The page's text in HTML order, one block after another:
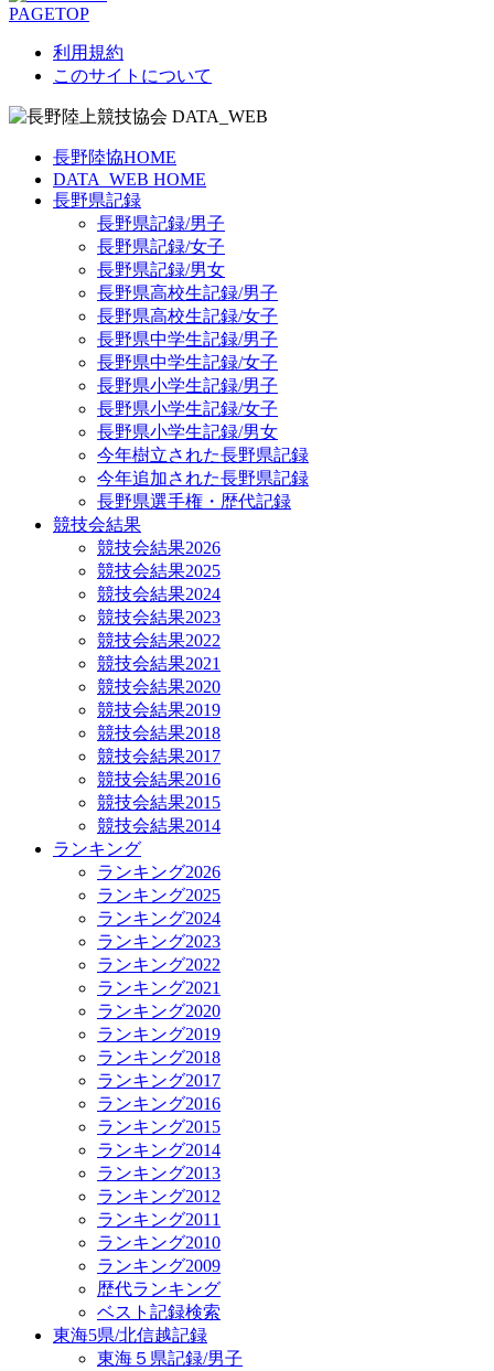
PAGETOP
利用規約
このサイトについて
長野陸協HOME
DATA_WEB HOME
長野県記録
長野県記録/男子
長野県記録/女子
長野県記録/男女
長野県高校生記録/男子
長野県高校生記録/女子
長野県中学生記録/男子
長野県中学生記録/女子
長野県小学生記録/男子
長野県小学生記録/女子
長野県小学生記録/男女
今年樹立された長野県記録
今年追加された長野県記録
長野県選手権・歴代記録
競技会結果
競技会結果2026
競技会結果2025
競技会結果2024
競技会結果2023
競技会結果2022
競技会結果2021
競技会結果2020
競技会結果2019
競技会結果2018
競技会結果2017
競技会結果2016
競技会結果2015
競技会結果2014
ランキング
ランキング2026
ランキング2025
ランキング2024
ランキング2023
ランキング2022
ランキング2021
ランキング2020
ランキング2019
ランキング2018
ランキング2017
ランキング2016
ランキング2015
ランキング2014
ランキング2013
ランキング2012
ランキング2011
ランキング2010
ランキング2009
歴代ランキング
ベスト記録検索
東海5県/北信越記録
東海５県記録/男子